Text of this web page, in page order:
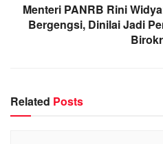
Menteri PANRB Rini
Bergengsi, Dinilai Jadi
Related Posts